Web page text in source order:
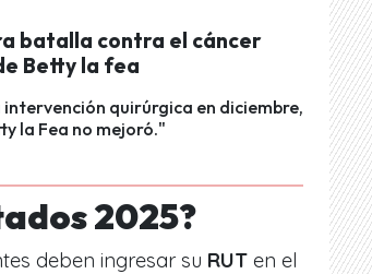
batalla contra el cáncer
Betty la fea
intervención quirúrgica en diciembre,
la Fea no mejoró."
2025?
deben ingresar su RUT en el